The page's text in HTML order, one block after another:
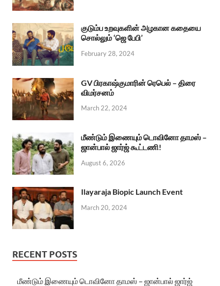
குடும்ப உறவுகளின் அழகான கதையை
சொல்லும் ‘ஜெ பேபி’
February 28, 2024
GV பிரகாஷ்குமாரின் ரெபெல் – திரை
விமர்சனம்
March 22, 2024
மீண்டும் இணையும் டொவினோ தாமஸ் –
ஜான்பால் ஜார்ஜ் கூட்டணி!
August 6, 2026
Ilayaraja Biopic Launch Event
March 20, 2024
RECENT POSTS
மீண்டும் இணையும் டொவினோ தாமஸ் – ஜான்பால் ஜார்ஜ்